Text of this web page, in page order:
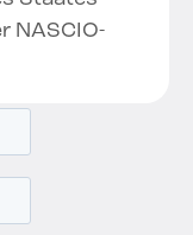
NASCIO-